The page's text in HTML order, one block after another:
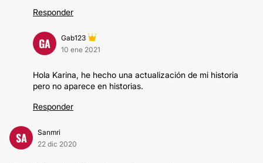
Responder
GA
Gab123
10 ene 2021
Hola Karina, he hecho una actualización de mi historia
pero no aparece en historias.
Responder
SA
Sanmri
22 dic 2020